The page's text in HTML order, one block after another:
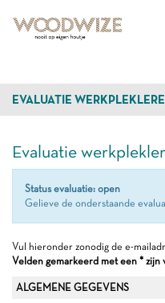
EVALUATIE
Evaluatie
Status evaluatie: open
Gelieve de onderstaande
Vul hieronder zonodig de e-
Velden gemarkeerd met een * zijn
ALGEMENE GEGEVENS